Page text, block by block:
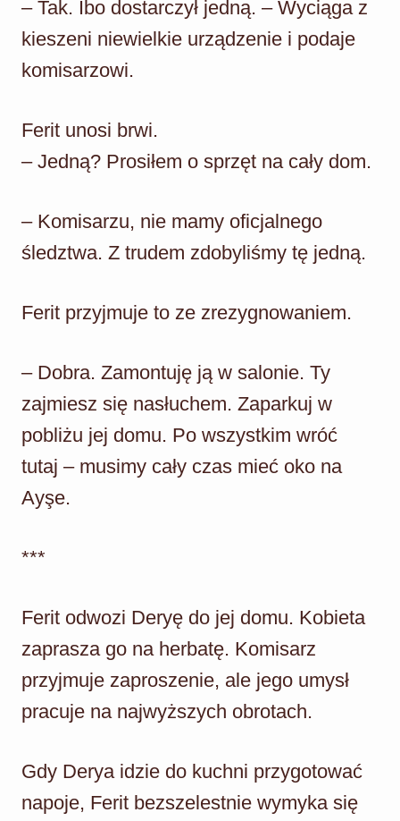
– Tak. Ibo dostarczył jedną. – Wyciąga z
kieszeni niewielkie urządzenie i podaje
komisarzowi.
Ferit unosi brwi.
– Jedną? Prosiłem o sprzęt na cały dom.
– Komisarzu, nie mamy oficjalnego
śledztwa. Z trudem zdobyliśmy tę jedną.
Ferit przyjmuje to ze zrezygnowaniem.
– Dobra. Zamontuję ją w salonie. Ty
zajmiesz się nasłuchem. Zaparkuj w
pobliżu jej domu. Po wszystkim wróć
tutaj – musimy cały czas mieć oko na
Ayşe.
***
Ferit odwozi Deryę do jej domu. Kobieta
zaprasza go na herbatę. Komisarz
przyjmuje zaproszenie, ale jego umysł
pracuje na najwyższych obrotach.
Gdy Derya idzie do kuchni przygotować
napoje, Ferit bezszelestnie wymyka się